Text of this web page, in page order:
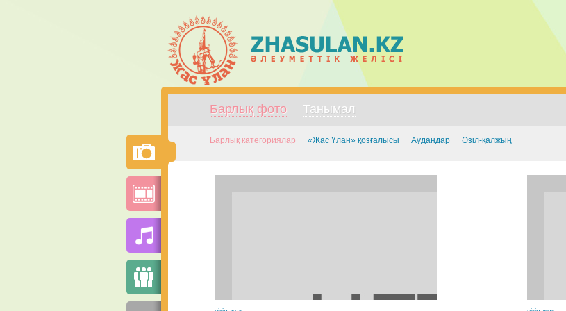
Барлық фото Танымал
Барлық категориялар «Жас Ұлан» қозғалысы Аудандар Әзіл-қалжың